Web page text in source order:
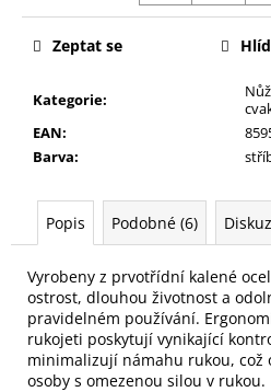
Kategorie:
EAN:
Barva:
Zeptat se
Popis Podobné (6)
Vyrobeny z prvotřídní kalené
ostrost, dlouhou životnost a
pravidelném používání.
rukojeti poskytují vynikající
minimalizují námahu rukou, což
osoby s omezenou silou v rukou.
r
u
u
e
m
NA
NEHTY
Z
JAPONSKÉHO
PAPÍRU,
OVÁLNÝ